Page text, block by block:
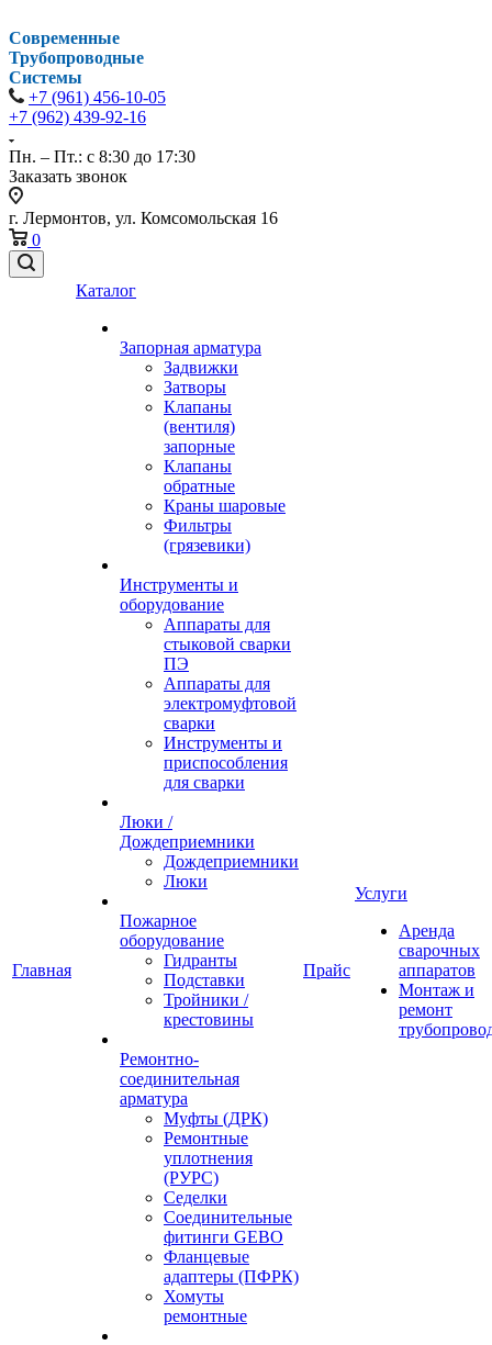
Современные
Трубопроводные
Системы
+7 (961) 456-10-05
+7 (962) 439-92-16
Пн. – Пт.: с 8:30 до 17:30
Заказать звонок
г. Лермонтов, ул. Комсомольская 16
0
Главная
Каталог
Запорная арматура
Задвижки
Затворы
Клапаны
(вентиля)
запорные
Клапаны
обратные
Краны шаровые
Фильтры
(грязевики)
Инструменты и
оборудование
Аппараты для
стыковой сварки
ПЭ
Аппараты для
электромуфтовой
сварки
Инструменты и
приспособления
для сварки
Люки /
Дождеприемники
Дождеприемники
Люки
Пожарное
оборудование
Гидранты
Подставки
Тройники /
крестовины
Ремонтно-
соединительная
арматура
Муфты (ДРК)
Ремонтные
уплотнения
(РУРС)
Седелки
Соединительные
фитинги GEBO
Фланцевые
адаптеры (ПФРК)
Хомуты
ремонтные
Прайс
Услуги
Аренда
сварочных
аппаратов
Монтаж и
ремонт